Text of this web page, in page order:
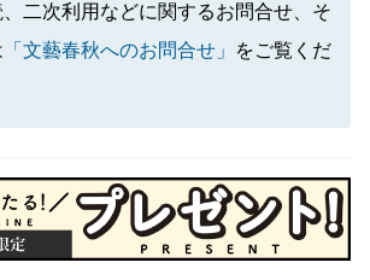
二次利用などに関するお問合せ、そ
「文藝春秋へのお問合せ」
をご覧くだ